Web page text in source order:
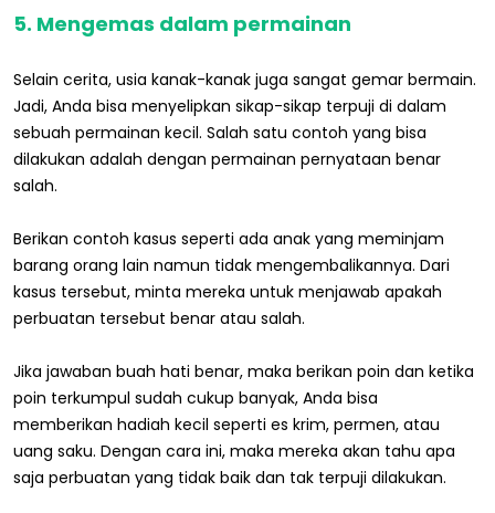
5. Mengemas dalam permainan
Selain cerita, usia kanak-kanak juga sangat gemar bermain.
Jadi, Anda bisa menyelipkan sikap-sikap terpuji di dalam
sebuah permainan kecil. Salah satu contoh yang bisa
dilakukan adalah dengan permainan pernyataan benar
salah.
Berikan contoh kasus seperti ada anak yang meminjam
barang orang lain namun tidak mengembalikannya. Dari
kasus tersebut, minta mereka untuk menjawab apakah
perbuatan tersebut benar atau salah.
Jika jawaban buah hati benar, maka berikan poin dan ketika
poin terkumpul sudah cukup banyak, Anda bisa
memberikan hadiah kecil seperti es krim, permen, atau
uang saku. Dengan cara ini, maka mereka akan tahu apa
saja perbuatan yang tidak baik dan tak terpuji dilakukan.